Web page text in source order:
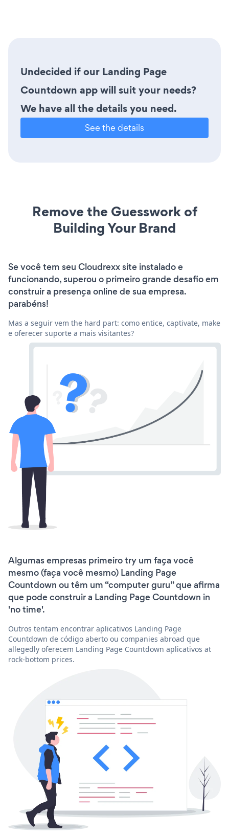
Undecided if our Landing Page
Countdown app will suit your needs?
We have all the details you need.
See the details
Remove the Guesswork of
Building Your Brand
Se você tem seu Cloudrexx site instalado e
funcionando, superou o primeiro grande desafio em
construir a presença online de sua empresa.
parabéns!
Mas a seguir vem the hard part: como entice, captivate, make
e oferecer suporte a mais visitantes?
Algumas empresas primeiro try um faça você
mesmo (faça você mesmo) Landing Page
Countdown ou têm um “computer guru” que afirma
que pode construir a Landing Page Countdown in
'no time'.
Outros tentam encontrar aplicativos Landing Page
Countdown de código aberto ou companies abroad que
allegedly oferecem Landing Page Countdown aplicativos at
rock-bottom prices.